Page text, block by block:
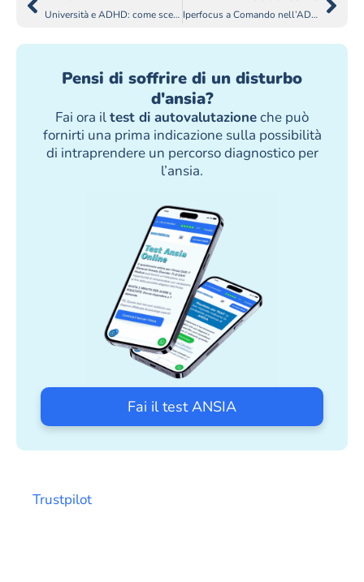
Università e ADHD: come scegliere il corso giusto? Iperfocus a Comando nell’ADHD: è Possibile?
Pensi di soffrire di un disturbo
d'ansia?
Fai ora iltest di autovalutazioneche può
fornirti una prima indicazione sulla possibilità
di intraprendere un percorso diagnostico per
l’ansia.
Fai il test ANSIA
Trustpilot